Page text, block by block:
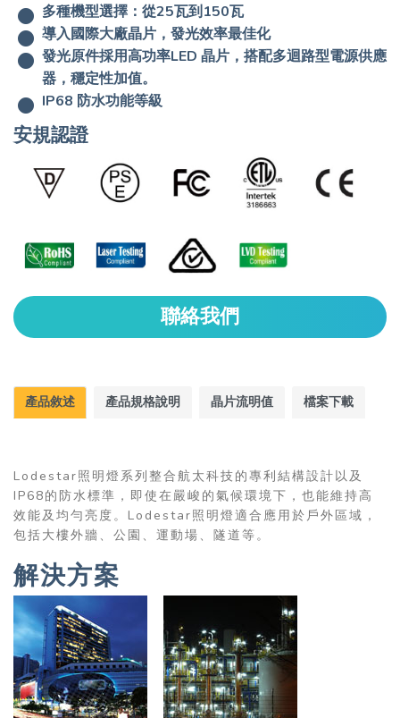
多種機型選擇：從25瓦到150瓦
導入國際大廠晶片，發光效率最佳化
發光原件採用高功率LED 晶片，搭配多迴路型電源供應
器，穩定性加值。
IP68 防水功能等級
安規認證
聯絡我們
產品敘述 產品規格說明 晶片流明值 檔案下載
Lodestar照明燈系列整合航太科技的專利結構設計以及
IP68的防水標準，即使在嚴峻的氣候環境下，也能維持高
效能及均勻亮度。Lodestar照明燈適合應用於戶外區域，
包括大樓外牆、公園、運動場、隧道等。
解決方案